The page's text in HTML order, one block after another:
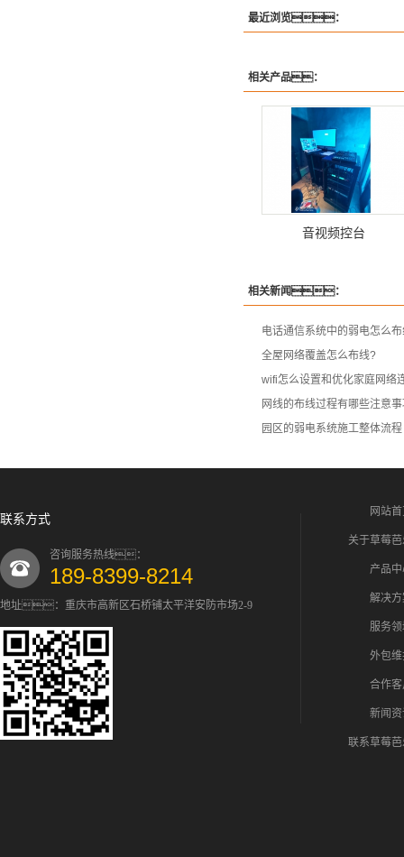
最近浏览：
相关产品：
音视频控台
相关新闻：
电话通信系统中的弱电怎
全屋网络覆盖怎么布线?
wifi怎么设置和优化家庭网络
网线的布线过程有哪些注意
园区的弱电系统施工整体流程
联系方式
咨询服务热线：
189-8399-8214
地址：重庆市高新区石桥铺太平洋安防市场2-9
网站
关于草莓
产品
解决
服务
外包
合作
新闻
联系草莓